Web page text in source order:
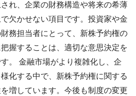
れ、企業の財務構造や将来の希薄
欠かせない項目です。投資家や金
務担当者にとって、新株予約権の
握することは、適切な意思決定を
。 金融市場がより複雑化し、企
化する中で、新株予約権に関する
増しています。今後も制度の変更